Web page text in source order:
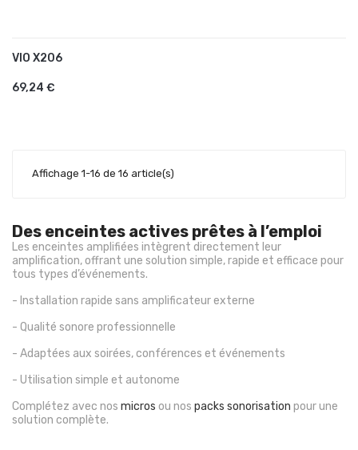
VIO X206
69,24 €
Affichage 1-16 de 16 article(s)
Des enceintes actives prêtes à l’emploi
Les enceintes amplifiées intègrent directement leur
amplification, offrant une solution simple, rapide et efficace pour
tous types d’événements.
- Installation rapide sans amplificateur externe
- Qualité sonore professionnelle
- Adaptées aux soirées, conférences et événements
- Utilisation simple et autonome
Complétez avec nos micros ou nos packs sonorisation pour une
solution complète.